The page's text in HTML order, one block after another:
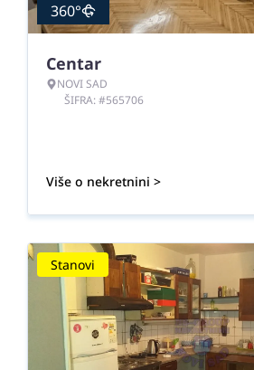
360°
Centar
NOVI SAD
ŠIFRA: #565706
Više o nekretnini >
Stanovi